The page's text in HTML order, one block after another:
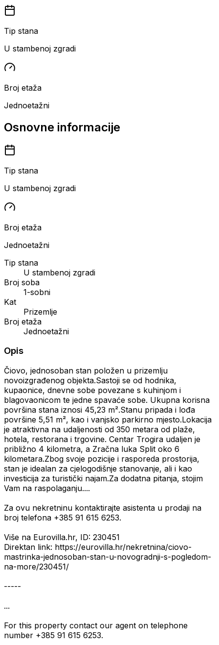
Tip stana
U stambenoj zgradi
Broj etaža
Jednoetažni
Osnovne informacije
Tip stana
U stambenoj zgradi
Broj etaža
Jednoetažni
Tip stana
U stambenoj zgradi
Broj soba
1-sobni
Kat
Prizemlje
Broj etaža
Jednoetažni
Opis
Čiovo, jednosoban stan položen u prizemlju
novoizgrađenog objekta.Sastoji se od hodnika,
kupaonice, dnevne sobe povezane s kuhinjom i
blagovaonicom te jedne spavaće sobe. Ukupna korisna
površina stana iznosi 45,23 m².Stanu pripada i lođa
površine 5,51 m², kao i vanjsko parkirno mjesto.Lokacija
je atraktivna na udaljenosti od 350 metara od plaže,
hotela, restorana i trgovine. Centar Trogira udaljen je
približno 4 kilometra, a Zračna luka Split oko 6
kilometara.Zbog svoje pozicije i rasporeda prostorija,
stan je idealan za cjelogodišnje stanovanje, ali i kao
investicija za turistički najam.Za dodatna pitanja, stojim
Vam na raspolaganju....
Za ovu nekretninu kontaktirajte asistenta u prodaji na
broj telefona +385 91 615 6253.
Više na Eurovilla.hr, ID: 230451
Direktan link: https://eurovilla.hr/nekretnina/ciovo-
mastrinka-jednosoban-stan-u-novogradnji-s-pogledom-
na-more/230451/
-----
...
For this property contact our agent on telephone
number +385 91 615 6253.